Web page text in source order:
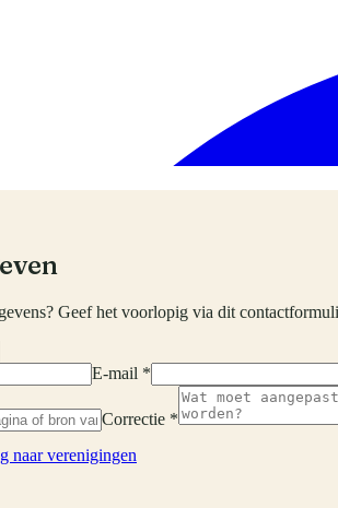
Geef het voorlopig via dit
E-mail *
Correctie *
naar verenigingen